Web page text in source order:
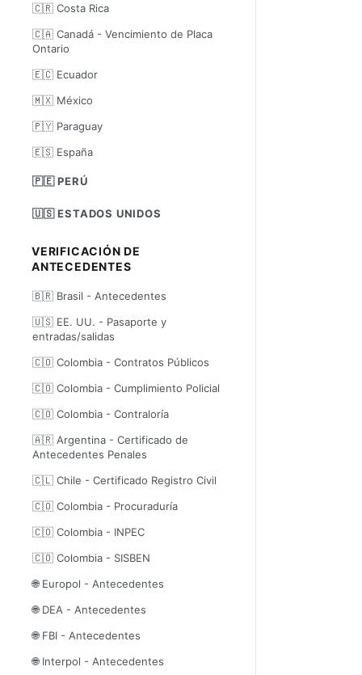
🇨🇷 Costa Rica
🇨🇦 Canadá - Vencimiento de Placa
Ontario
🇪🇨 Ecuador
🇲🇽 México
🇵🇾 Paraguay
🇪🇸 España
🇵🇪 PERÚ
🇺🇸 ESTADOS UNIDOS
VERIFICACIÓN DE
ANTECEDENTES
🇧🇷 Brasil - Antecedentes
🇺🇸 EE. UU. - Pasaporte y
entradas/salidas
🇨🇴 Colombia - Contratos Públicos
🇨🇴 Colombia - Cumplimiento Policial
🇨🇴 Colombia - Contraloría
🇦🇷 Argentina - Certificado de
Antecedentes Penales
🇨🇱 Chile - Certificado Registro Civil
🇨🇴 Colombia - Procuraduría
🇨🇴 Colombia - INPEC
🇨🇴 Colombia - SISBEN
🌐 Europol - Antecedentes
🌐 DEA - Antecedentes
🌐 FBI - Antecedentes
🌐 Interpol - Antecedentes